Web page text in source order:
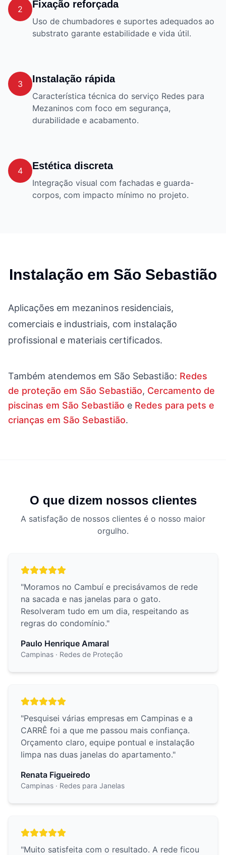
2 Fixação reforçada
Uso de chumbadores e suportes adequados ao
substrato garante estabilidade e vida útil.
3 Instalação rápida
Característica técnica do serviço Redes para
Mezaninos com foco em segurança,
durabilidade e acabamento.
4 Estética discreta
Integração visual com fachadas e guarda-
corpos, com impacto mínimo no projeto.
Instalação em São Sebastião
Aplicações em mezaninos residenciais,
comerciais e industriais, com instalação
profissional e materiais certificados.
Também atendemos em São Sebastião: Redes
de proteção em São Sebastião, Cercamento de
piscinas em São Sebastião e Redes para pets e
crianças em São Sebastião.
O que dizem nossos clientes
A satisfação de nossos clientes é o nosso maior
orgulho.
"Moramos no Cambuí e precisávamos de rede
na sacada e nas janelas para o gato.
Resolveram tudo em um dia, respeitando as
regras do condomínio."
Paulo Henrique Amaral
Campinas · Redes de Proteção
"Pesquisei várias empresas em Campinas e a
CARRÊ foi a que me passou mais confiança.
Orçamento claro, equipe pontual e instalação
limpa nas duas janelas do apartamento."
Renata Figueiredo
Campinas · Redes para Janelas
"Muito satisfeita com o resultado. A rede ficou